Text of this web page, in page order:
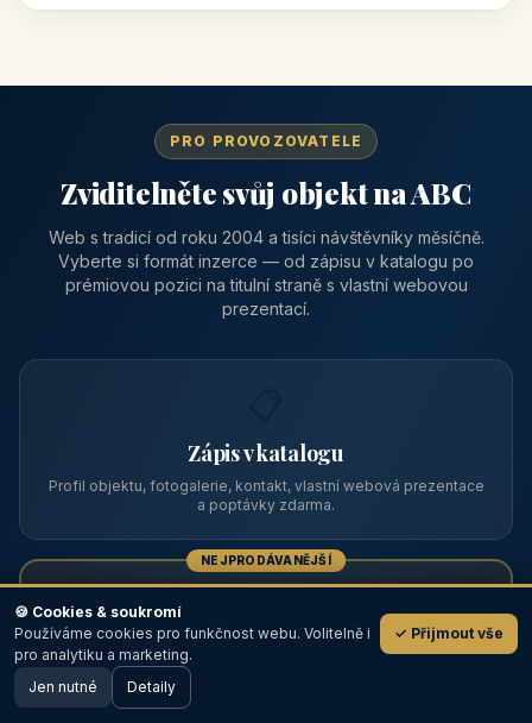
PRO PROVOZOVATELE
Zviditelněte svůj objekt na ABC
Web s tradicí od roku 2004 a tisíci návštěvníky měsíčně.
Vyberte si formát inzerce — od zápisu v katalogu po
prémiovou pozici na titulní straně s vlastní webovou
prezentací.
Zápis v katalogu
Profil objektu, fotogalerie, kontakt, vlastní webová prezentace
a poptávky zdarma.
NEJPRODÁVANĚJŠÍ
Prémiový partner
TOP pozice na titulce, přednost ve výpisech, zlatý odznak a
💬
🖥️ Desktop verze
🍪 Cookies & soukromí
Používáme cookies pro funkčnost webu. Volitelně i
pro analytiku a marketing.
✓ Přijmout vše
Jen nutné Detaily